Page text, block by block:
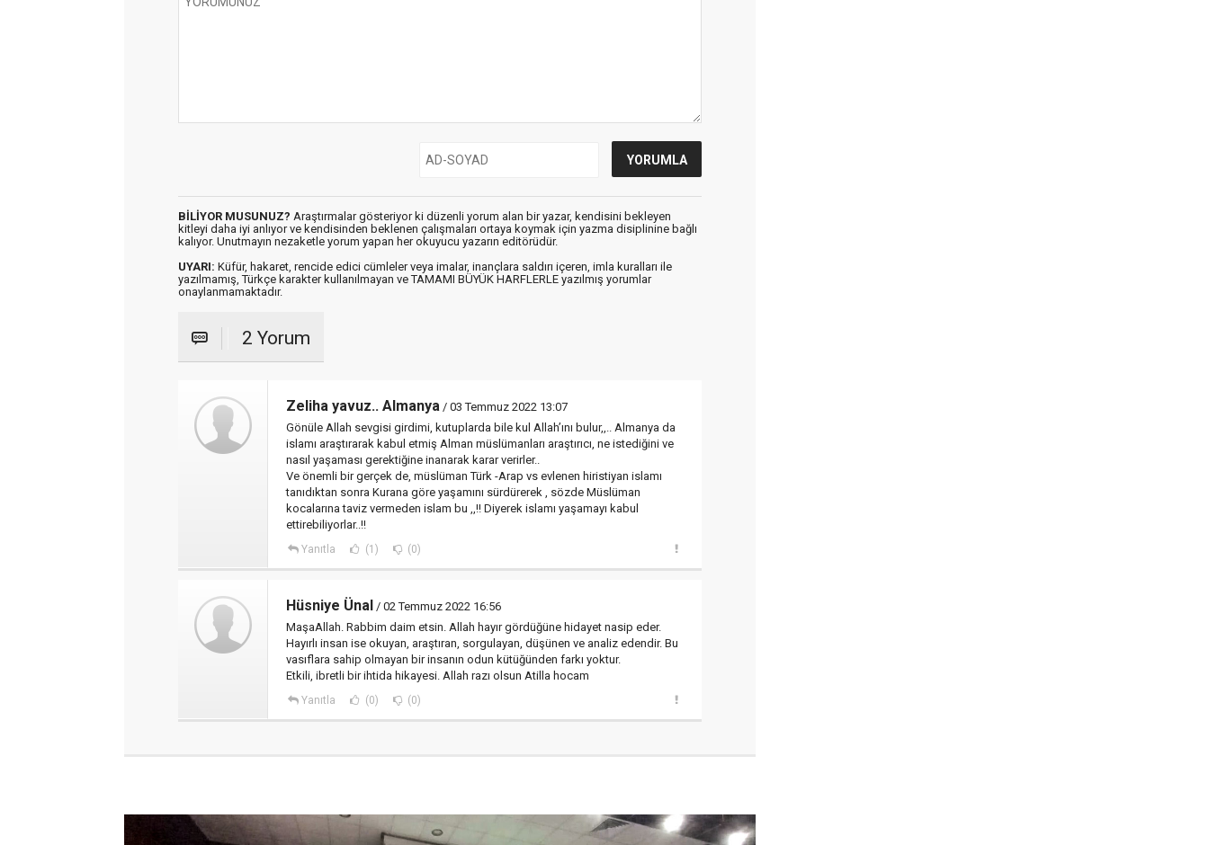
BİLİYOR MUSUNUZ? Araştırmalar gösteriyor ki düzenli yorum alan bir yazar, kendisini bekleyen
kitleyi daha iyi anlıyor ve kendisinden beklenen çalışmaları ortaya koymak için yazma disiplinine bağlı
kalıyor. Unutmayın nezaketle yorum yapan her okuyucu yazarın editörüdür.
UYARI: Küfür, hakaret, rencide edici cümleler veya imalar, inançlara saldırı içeren, imla kuralları ile
yazılmamış, Türkçe karakter kullanılmayan ve TAMAMI BÜYÜK HARFLERLE yazılmış yorumlar
onaylanmamaktadır.
2 Yorum
Zeliha yavuz.. Almanya / 03 Temmuz 2022 13:07
Gönüle Allah sevgisi girdimi, kutuplarda bile kul Allah’ını bulur,,.. Almanya da
islamı araştırarak kabul etmiş Alman müslümanları araştırıcı, ne istediğini ve
nasıl yaşaması gerektiğine inanarak karar verirler..
Ve önemli bir gerçek de, müslüman Türk -Arap vs evlenen hiristiyan islamı
tanıdıktan sonra Kurana göre yaşamını sürdürerek , sözde Müslüman
kocalarına taviz vermeden islam bu ,,!! Diyerek islamı yaşamayı kabul
ettirebiliyorlar..!!
Yanıtla (1) (0)
Hüsniye Ünal / 02 Temmuz 2022 16:56
MaşaAllah. Rabbim daim etsin. Allah hayır gördüğüne hidayet nasip eder.
Hayırlı insan ise okuyan, araştıran, sorgulayan, düşünen ve analiz edendir. Bu
vasıflara sahip olmayan bir insanın odun kütüğünden farkı yoktur.
Etkili, ibretli bir ihtida hikayesi. Allah razı olsun Atilla hocam
Yanıtla (0) (0)